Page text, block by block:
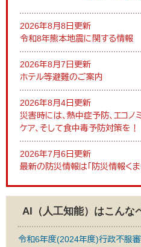
2026年8月8日更新
令和8年熊本地震に関する情報
2026年8月7日更新
ホテル等避難のご案内
2026年8月4日更新
災害時には、熱中症予防、エコノ
ケア、そして食中毒予防対策を！
2026年7月6日更新
最新の防災情報は「防災情報く
AI（人工知能）はこんな
令和6年度(2024年度)行政不服